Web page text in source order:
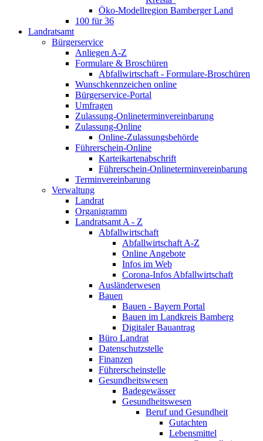
Öko-Modellregion Bamberger Land
100 für 36
Landratsamt
Bürgerservice
Anliegen A-Z
Formulare & Broschüren
Abfallwirtschaft - Formulare-Broschüren
Wunschkennzeichen online
Bürgerservice-Portal
Umfragen
Zulassung-Onlineterminvereinbarung
Zulassung-Online
Online-Zulassungsbehörde
Führerschein-Online
Karteikartenabschrift
Führerschein-Onlineterminvereinbarung
Terminvereinbarung
Verwaltung
Landrat
Organigramm
Landratsamt A - Z
Abfallwirtschaft
Abfallwirtschaft A-Z
Online Angebote
Infos im Web
Corona-Infos Abfallwirtschaft
Ausländerwesen
Bauen
Bauen - Bayern Portal
Bauen im Landkreis Bamberg
Digitaler Bauantrag
Büro Landrat
Datenschutzstelle
Finanzen
Führerscheinstelle
Gesundheitswesen
Badegewässer
Gesundheitswesen
Beruf und Gesundheit
Gutachten
Lebensmittel